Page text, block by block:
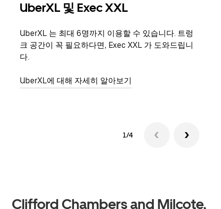
UberXL 및 Exec XXL
UberXL 는 최대 6명까지 이용할 수 있습니다. 트렁
크 공간이 꼭 필요하다면, Exec XXL 가 도와드립니
다.
UberXL에 대해 자세히 알아보기
1/4
Clifford Chambers and Milcote,